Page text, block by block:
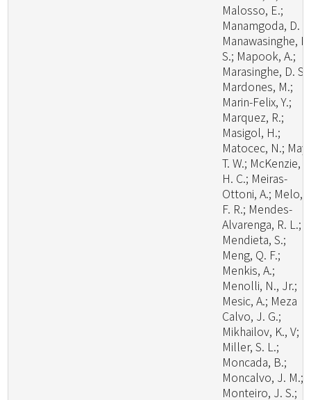
Malosso, E.;
Manamgoda, D.
Manawasinghe, I.
S.; Mapook, A.;
Marasinghe, D. S.;
Mardones, M.;
Marin-Felix, Y.;
Marquez, R.;
Masigol, H.;
Matocec, N.; May,
T. W.; McKenzie,
H. C.; Meiras-
Ottoni, A.; Melo,
F. R.; Mendes-
Alvarenga, R. L.;
Mendieta, S.;
Meng, Q. F.;
Menkis, A.;
Menolli, N., Jr.;
Mesic, A.; Meza
Calvo, J. G.;
Mikhailov, K., V;
Miller, S. L.;
Moncada, B.;
Moncalvo, J. M.;
Monteiro, J. S.;